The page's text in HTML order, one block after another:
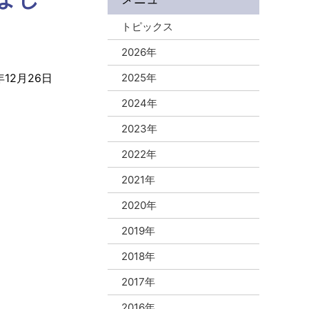
12月26日
トピックス
2026年
2025年
2024年
2023年
2022年
2021年
2020年
2019年
2018年
2017年